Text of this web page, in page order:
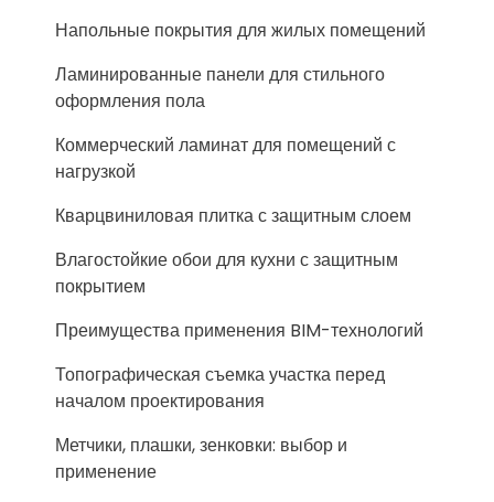
Напольные покрытия для жилых помещений
Ламинированные панели для стильного
оформления пола
Коммерческий ламинат для помещений с
нагрузкой
Кварцвиниловая плитка с защитным слоем
Влагостойкие обои для кухни с защитным
покрытием
Преимущества применения BIM-технологий
Топографическая съемка участка перед
началом проектирования
Метчики, плашки, зенковки: выбор и
применение